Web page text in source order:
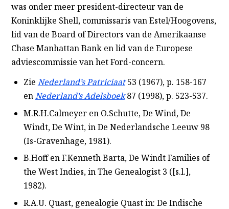
was onder meer president-directeur van de
Koninklijke Shell, commissaris van Estel/Hoogovens,
lid van de Board of Directors van de Amerikaanse
Chase Manhattan Bank en lid van de Europese
adviescommissie van het Ford-concern.
Zie Nederland’s Patriciaat53 (1967), p. 158-167
enNederland’s Adelsboek87 (1998), p. 523-537.
M.R.H.Calmeyer en O.Schutte, De Wind, De
Windt, De Wint, in De Nederlandsche Leeuw 98
(Is-Gravenhage, 1981).
B.Hoff en F.Kenneth Barta, De Windt Families of
the West Indies, in The Genealogist 3 ([s.l.],
1982).
R.A.U. Quast, genealogie Quast in: De Indische